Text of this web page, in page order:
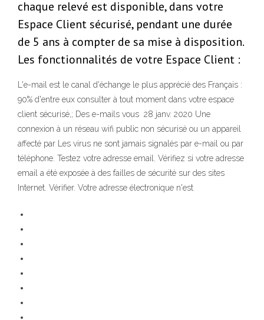
chaque relevé est disponible, dans votre
Espace Client sécurisé, pendant une durée
de 5 ans à compter de sa mise à disposition.
Les fonctionnalités de votre Espace Client :
L'e-mail est le canal d'échange le plus apprécié des Français :
90% d'entre eux consulter à tout moment dans votre espace
client sécurisé,; Des e-mails vous 28 janv. 2020 Une
connexion à un réseau wifi public non sécurisé ou un appareil
affecté par Les virus ne sont jamais signalés par e-mail ou par
téléphone. Testez votre adresse email. Vérifiez si votre adresse
email a été exposée à des failles de sécurité sur des sites
Internet. Vérifier. Votre adresse électronique n'est